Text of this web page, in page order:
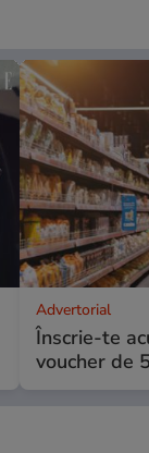
Advertorial
Înscrie-te
voucher de